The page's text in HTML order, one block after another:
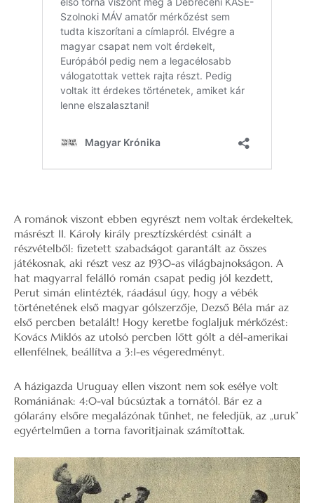
A románok viszont ebben egyrészt nem voltak érdekeltek,
másrészt II. Károly király presztízskérdést csinált a
részvételből: fizetett szabadságot garantált az összes
játékosnak, aki részt vesz az 1930-as világbajnokságon. A
hat magyarral felálló román csapat pedig jól kezdett,
Perut simán elintézték, ráadásul úgy, hogy a vébék
történetének első magyar gólszerzője, Dezső Béla már az
első percben betalált! Hogy keretbe foglaljuk mérkőzést:
Kovács Miklós az utolsó percben lőtt gólt a dél-amerikai
ellenfélnek, beállítva a 3:1-es végeredményt.
A házigazda Uruguay ellen viszont nem sok esélye volt
Romániának: 4:0-val búcsúztak a tornától. Bár ez a
gólarány elsőre megalázónak tűnhet, ne feledjük, az „uruk”
egyértelműen a torna favoritjainak számítottak.